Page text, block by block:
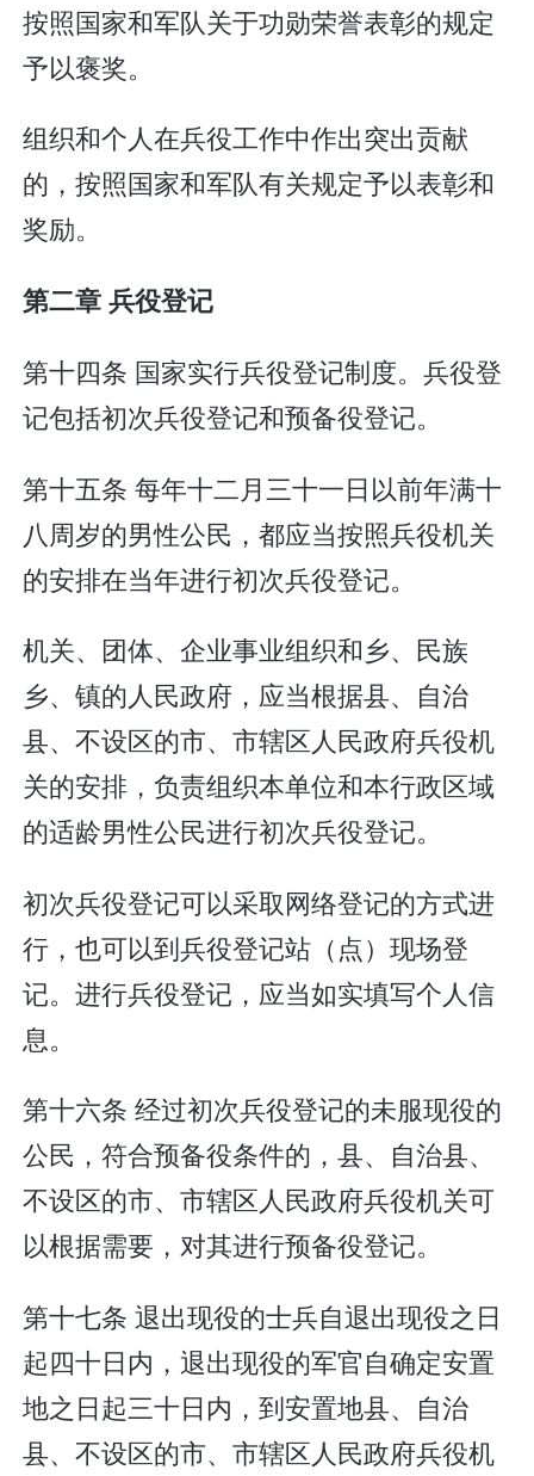
按照国家和军队关于功勋荣誉表彰的规定
予以褒奖。
组织和个人在兵役工作中作出突出贡献
的，按照国家和军队有关规定予以表彰和
奖励。
第二章 兵役登记
第十四条 国家实行兵役登记制度。兵役登
记包括初次兵役登记和预备役登记。
第十五条 每年十二月三十一日以前年满十
八周岁的男性公民，都应当按照兵役机关
的安排在当年进行初次兵役登记。
机关、团体、企业事业组织和乡、民族
乡、镇的人民政府，应当根据县、自治
县、不设区的市、市辖区人民政府兵役机
关的安排，负责组织本单位和本行政区域
的适龄男性公民进行初次兵役登记。
初次兵役登记可以采取网络登记的方式进
行，也可以到兵役登记站（点）现场登
记。进行兵役登记，应当如实填写个人信
息。
第十六条 经过初次兵役登记的未服现役的
公民，符合预备役条件的，县、自治县、
不设区的市、市辖区人民政府兵役机关可
以根据需要，对其进行预备役登记。
第十七条 退出现役的士兵自退出现役之日
起四十日内，退出现役的军官自确定安置
地之日起三十日内，到安置地县、自治
县、不设区的市、市辖区人民政府兵役机